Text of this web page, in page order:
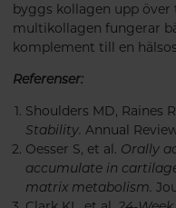
byggs kollagen upp
multikollagen fungerar
komplement till en
Referenser:
Shoulders MD, Raines
Stability. Annual
Oesser S, et al. Orally
accumulate in
matrix metabolism.